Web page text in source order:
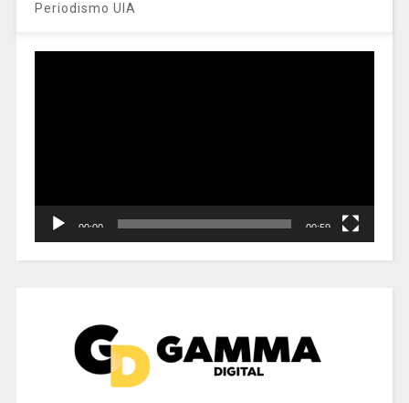
Periodismo UIA
00:00 00:59